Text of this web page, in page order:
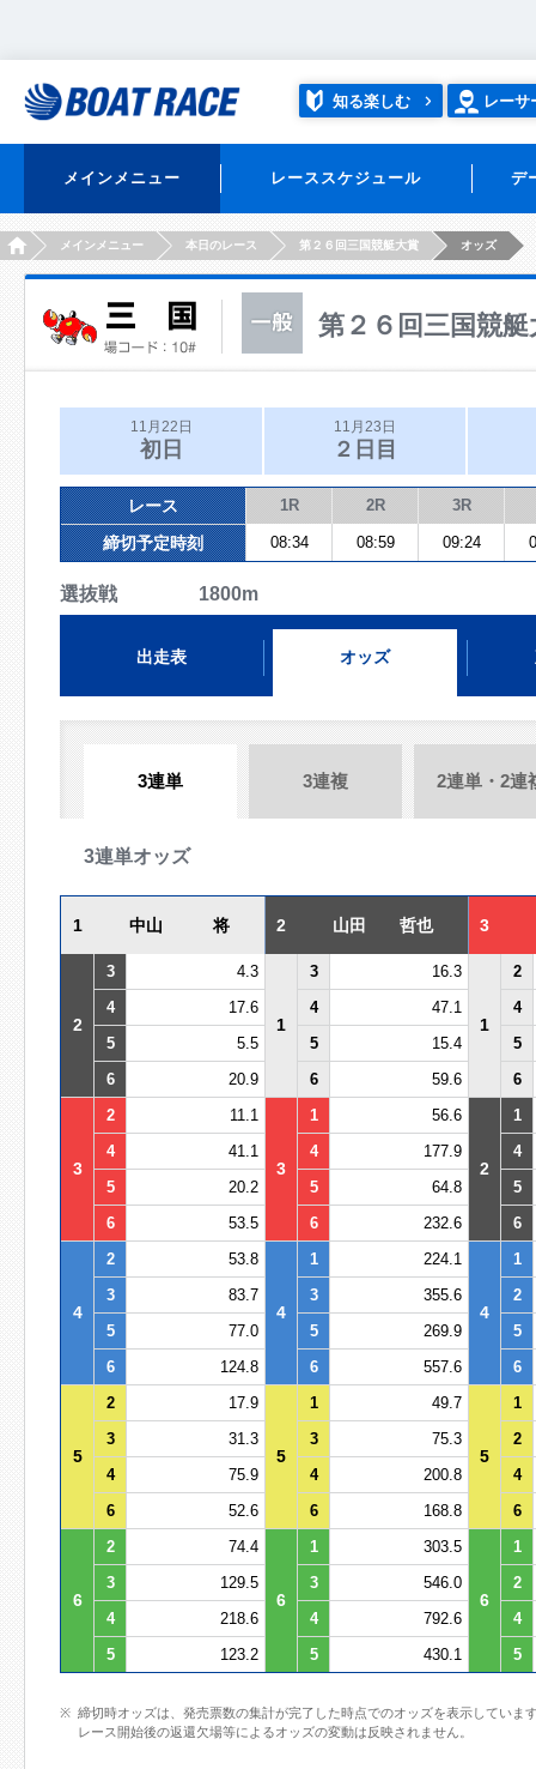
知る楽しむ レーサ
メインメニュー レーススケジュール デ
HOMEメインメニュー 本日のレース 第２６回三国競艇大賞 オッズ
第２６回三国競艇
11月22日
初日
11月23日
２日目
レース 1R 2R 3R
締切予定時刻 08:34 08:59 09:24
選抜戦 1800m
出走表 オッズ
3連単 3連複 2連単・2連
3連単オッズ
1 中山 将 2 山田 哲也 3
2
3 4.3
1
3 16.3
1
2
4
17.6 4 47.1
4
5
5.5 5 15.4
5
6
20.9 6 59.6 6
3
2 11.1
3
1 56.6
2
1
4
41.1 4 177.9
4
5
20.2 5 64.8
5
6
53.5 6 232.6 6
4
2 53.8
4
1 224.1
4
1
3
83.7 3 355.6
2
5
77.0 5 269.9
5
6
124.8 6 557.6 6
5
2 17.9
5
1 49.7
5
1
3
31.3 3 75.3
2
4
75.9 4 200.8
4
6
52.6 6 168.8 6
6
2 74.4
6
1 303.5
6
1
3
129.5 3 546.0
2
4
218.6 4 792.6
4
5
123.2 5 430.1 5
締切時オッズは、発売票数の集計が完了した時点でのオッズを表示していま
レース開始後の返還欠場等によるオッズの変動は反映されません。